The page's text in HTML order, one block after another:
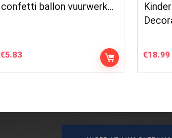
confetti ballon vuurwerk…
€5.83 €18.99